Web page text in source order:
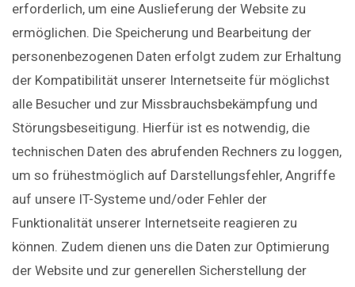
erforderlich, um eine Auslieferung der Website zu
ermöglichen. Die Speicherung und Bearbeitung der
personenbezogenen Daten erfolgt zudem zur Erhaltung
der Kompatibilität unserer Internetseite für möglichst
alle Besucher und zur Missbrauchsbekämpfung und
Störungsbeseitigung. Hierfür ist es notwendig, die
technischen Daten des abrufenden Rechners zu loggen,
um so frühestmöglich auf Darstellungsfehler, Angriffe
auf unsere IT-Systeme und/oder Fehler der
Funktionalität unserer Internetseite reagieren zu
können. Zudem dienen uns die Daten zur Optimierung
der Website und zur generellen Sicherstellung der